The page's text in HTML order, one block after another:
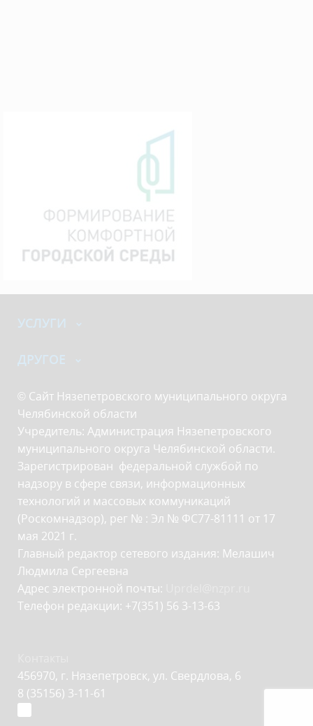
УСЛУГИ
ДРУГОЕ
© Сайт Нязепетровского муниципального округа
Челябинской области
Учредитель: Администрация Нязепетровского
муниципального округа Челябинской области.
Зарегистрирован федеральной службой по
надзору в сфере связи, информационных
технологий и массовых коммуникаций
(Роскомнадзор), рег № : Эл № ФС77-81111 от 17
мая 2021 г.
Главный редактор сетевого издания: Мелашич
Людмила Сергеевна
Адрес электронной почты:
Телефон редакции: +7(351) 56 3-13-63
456970, г. Нязепетровск, ул. Свердлова, 6
8 (35156) 3-11-61